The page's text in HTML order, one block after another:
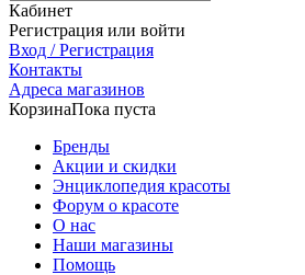
Кабинет
Регистрация или войти
Вход / Регистрация
Контакты
Адреса магазинов
КорзинаПока пуста
Бренды
Акции и скидки
Энциклопедия красоты
Форум о красоте
О нас
Наши магазины
Помощь